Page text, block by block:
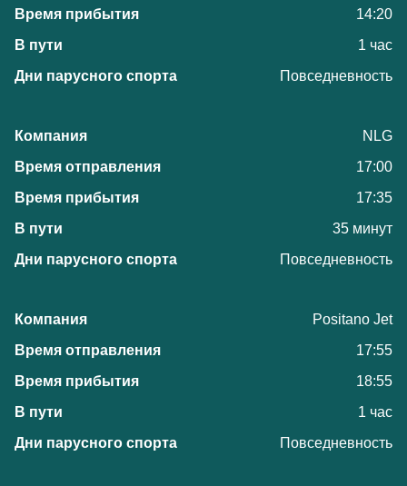
14:20
1 час
Повседневность
NLG
17:00
17:35
35 минут
Повседневность
Positano Jet
17:55
18:55
1 час
Повседневность